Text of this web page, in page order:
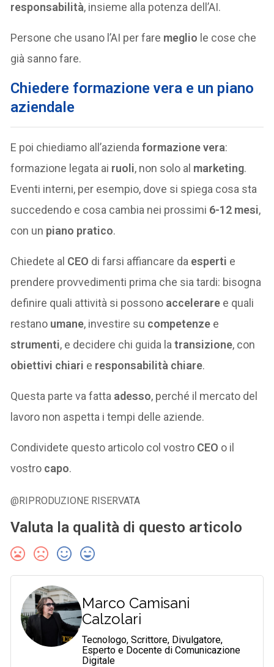
responsabilità, insieme alla potenza dell’AI.
Persone che usano l’AI per fare meglio le cose che
già sanno fare.
Chiedere formazione vera e un piano
aziendale
E poi chiediamo all’aziendaformazione vera:
formazione legata ai ruoli, non solo al marketing.
Eventi interni, per esempio, dove si spiega cosa sta
succedendo e cosa cambia nei prossimi 6-12 mesi,
con un piano pratico.
Chiedete al CEO di farsi affiancare da esperti e
prendere provvedimenti prima che sia tardi: bisogna
definire quali attività si possono accelerare e quali
restano umane, investire su competenze e
strumenti, e decidere chi guida latransizione, con
obiettivi chiari e responsabilità chiare.
Questa parte va fatta adesso, perché il mercato del
lavoro non aspetta i tempi delle aziende.
Condividete questo articolo col vostro CEO o il
vostro capo.
@RIPRODUZIONE RISERVATA
Valuta la qualità di questo articolo
Marco Camisani
Calzolari
Tecnologo, Scrittore, Divulgatore,
Esperto e Docente di Comunicazione
Digitale